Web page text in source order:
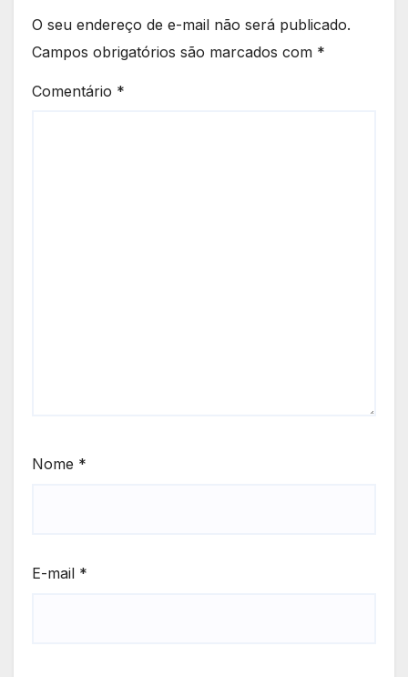
O seu endereço de e-mail não será publicado.
Campos obrigatórios são marcados com *
Comentário *
Nome *
E-mail *